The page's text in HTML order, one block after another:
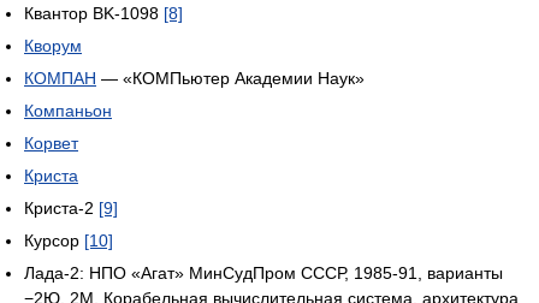
Квантор BK-1098 [8]
Кворум
КОМПАН — «КОМПьютер Академии Наук»
Компаньон
Корвет
Криста
Криста-2 [9]
Курсор [10]
Лада-2: НПО «Агат» МинСудПром СССР, 1985-91, варианты
−2Ю, 2М. Корабельная вычислительная система, архитектура